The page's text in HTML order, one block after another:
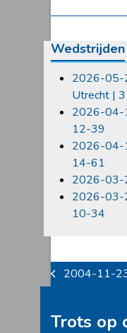
Wedstrijden
2026-05-
Utrecht |
2026-04-
12-39
2026-04-
14-61
2026-03-
2026-03-
10-34
previous
2004-11-23
Trots op